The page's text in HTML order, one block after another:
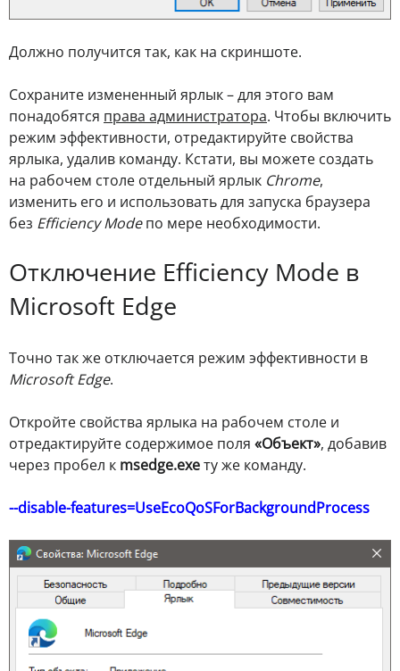
Должно получится так, как на скриншоте.
Сохраните измененный ярлык – для этого вам
понадобятся права администратора. Чтобы включить
режим эффективности, отредактируйте свойства
ярлыка, удалив команду. Кстати, вы можете создать
на рабочем столе отдельный ярлык Chrome,
изменить его и использовать для запуска браузера
без Efficiency Modeпо мере необходимости.
Отключение Efficiency Mode в
Microsoft Edge
Точно так же отключается режим эффективности в
Microsoft Edge.
Откройте свойства ярлыка на рабочем столе и
отредактируйте содержимое поля «Объект», добавив
через пробел к msedge.exeту же команду.
--disable-features=UseEcoQoSForBackgroundProcess